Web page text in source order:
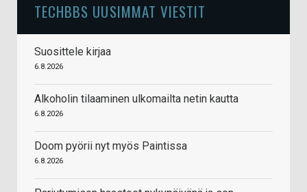
TECHBBS UUSIMMAT VIESTIT
Suosittele kirjaa
6.8.2026
Alkoholin tilaaminen ulkomailta netin kautta
6.8.2026
Doom pyörii nyt myös Paintissa
6.8.2026